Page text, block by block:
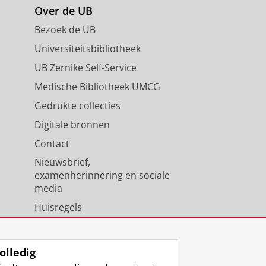
Over de UB
Bezoek de UB
Universiteitsbibliotheek
UB Zernike Self-Service
Medische Bibliotheek UMCG
Gedrukte collecties
Digitale bronnen
Contact
Nieuwsbrief,
examenherinnering en sociale
media
Huisregels
Universiteitsbibliotheek